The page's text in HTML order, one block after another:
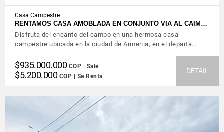
Casa Campestre
RENTAMOS CASA AMOBLADA EN CONJUNTO VIA AL CAIM…
Disfruta del encanto del campo en una hermosa casa
campestre ubicada en la ciudad de Armenia, en el departa…
$935.000.000 COP | Sale
$5.200.000 COP | Se Renta
DETAIL